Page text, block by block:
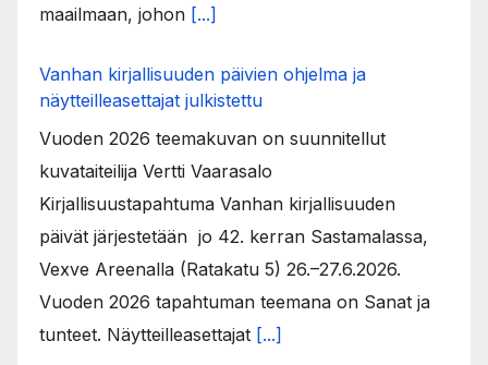
maailmaan, johon [...]
Vanhan kirjallisuuden päivien ohjelma ja
näytteilleasettajat julkistettu
Vuoden 2026 teemakuvan on suunnitellut
kuvataiteilija Vertti Vaarasalo
Kirjallisuustapahtuma Vanhan kirjallisuuden
päivät järjestetään jo 42. kerran Sastamalassa,
Vexve Areenalla (Ratakatu 5) 26.–27.6.2026.
Vuoden 2026 tapahtuman teemana on Sanat ja
tunteet. Näytteilleasettajat [...]